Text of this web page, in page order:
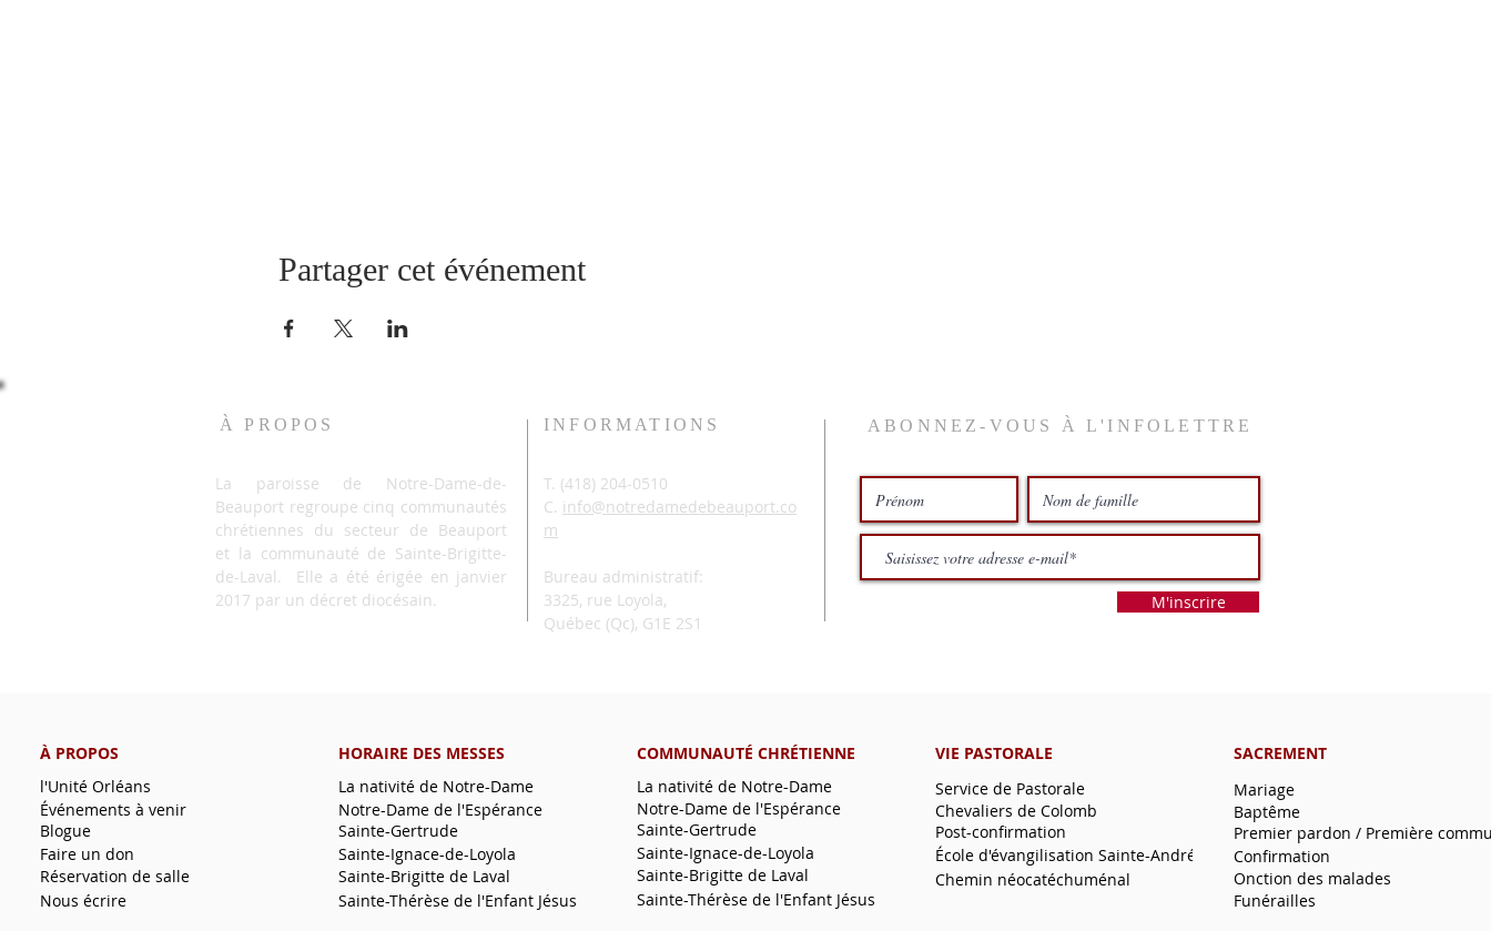
Partager cet événement
À PROPOS
La paroisse de Notre-Dame-de-
Beauport regroupe cinq communautés
chrétiennes du secteur de Beauport
et la communauté de Sainte-Brigitte-
de-Laval. Elle a été érigée en janvier
2017 par un décret diocésain.
INFORMATIONS
T. (418) 204-0510
C. info@notredamedebeauport.co
m
Bureau administratif:
3325, rue Loyola,
Québec (Qc), G1E 2S1
ABONNEZ-VOUS À L'INFOLETTRE
M'inscrire
À PROPOS
l'Unité Orléans
Blogue
Événements à venir
Faire un don
Réservation de salle
Nous écrire
HORAIRE DES MESSES
La nativité de Notre-Dame
Sainte-Gertrude
Notre-Dame de l'Espérance
Sainte-Ignace-de-Loyola
Sainte-Brigitte de Laval
Sainte-Thérèse de l'Enfant Jésus
COMMUNAUTÉ CHRÉTIENNE
La nativité de Notre-Dame
Sainte-Gertrude
Notre-Dame de l'Espérance
Sainte-Ignace-de-Loyola
Sainte-Brigitte de Laval
Sainte-Thérèse de l'Enfant Jésus
VIE PASTORALE
Service de Pastorale
Chevaliers de Colomb
Post-confirmation
École d'évangilisation Sainte-André
Chemin néocatéchuménal
SACREMENT
Mariage
Premier pardon / Première
Baptême
Confirmation
Onction des malades
Funérailles